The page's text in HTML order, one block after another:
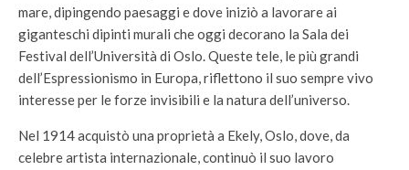
mare, dipingendo paesaggi e dove iniziò a lavorare ai
giganteschi dipinti murali che oggi decorano la Sala dei
Festival dell’Università di Oslo. Queste tele, le più grandi
dell’Espressionismo in Europa, riflettono il suo sempre vivo
interesse per le forze invisibili e la natura dell’universo.
Nel 1914 acquistò una proprietà a Ekely, Oslo, dove, da
celebre artista internazionale, continuò il suo lavoro